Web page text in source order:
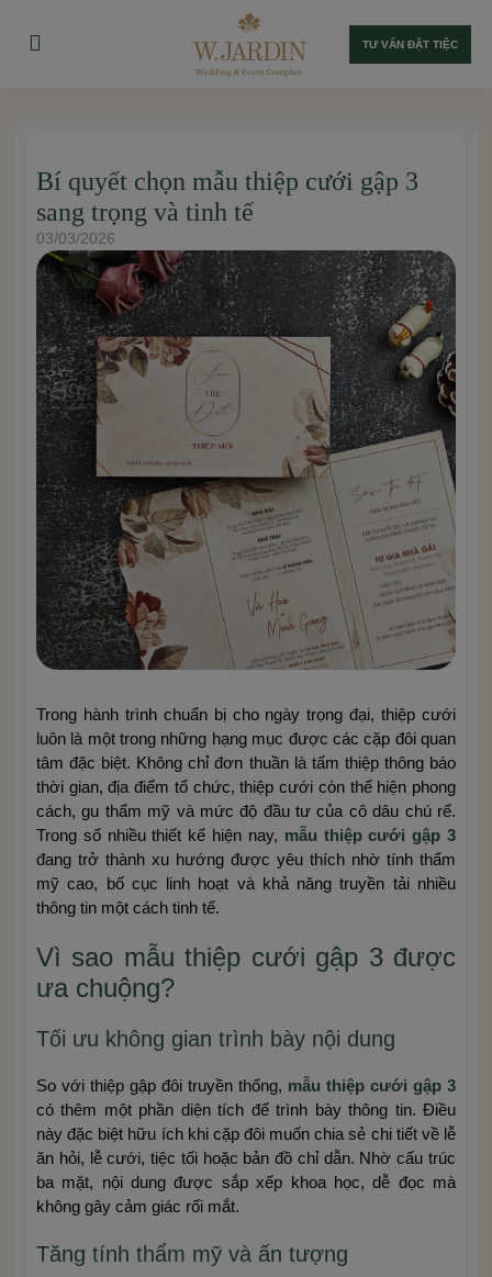
TƯ VẤN ĐẶT TIỆC
Bí quyết chọn mẫu thiệp cưới gập 3
sang trọng và tinh tế
03/03/2026
Trong hành trình chuẩn bị cho ngày trọng đại, thiệp cưới
luôn là một trong những hạng mục được các cặp đôi quan
tâm đặc biệt. Không chỉ đơn thuần là tấm thiệp thông báo
thời gian, địa điểm tổ chức, thiệp cưới còn thể hiện phong
cách, gu thẩm mỹ và mức độ đầu tư của cô dâu chú rể.
Trong số nhiều thiết kế hiện nay, mẫu thiệp cưới gập 3
đang trở thành xu hướng được yêu thích nhờ tính thẩm
mỹ cao, bố cục linh hoạt và khả năng truyền tải nhiều
thông tin một cách tinh tế.
Vì sao mẫu thiệp cưới gập 3 được
ưa chuộng?
Tối ưu không gian trình bày nội dung
So với thiệp gập đôi truyền thống, mẫu thiệp cưới gập 3
có thêm một phần diện tích để trình bày thông tin. Điều
này đặc biệt hữu ích khi cặp đôi muốn chia sẻ chi tiết về lễ
ăn hỏi, lễ cưới, tiệc tối hoặc bản đồ chỉ dẫn. Nhờ cấu trúc
ba mặt, nội dung được sắp xếp khoa học, dễ đọc mà
không gây cảm giác rối mắt.
Tăng tính thẩm mỹ và ấn tượng